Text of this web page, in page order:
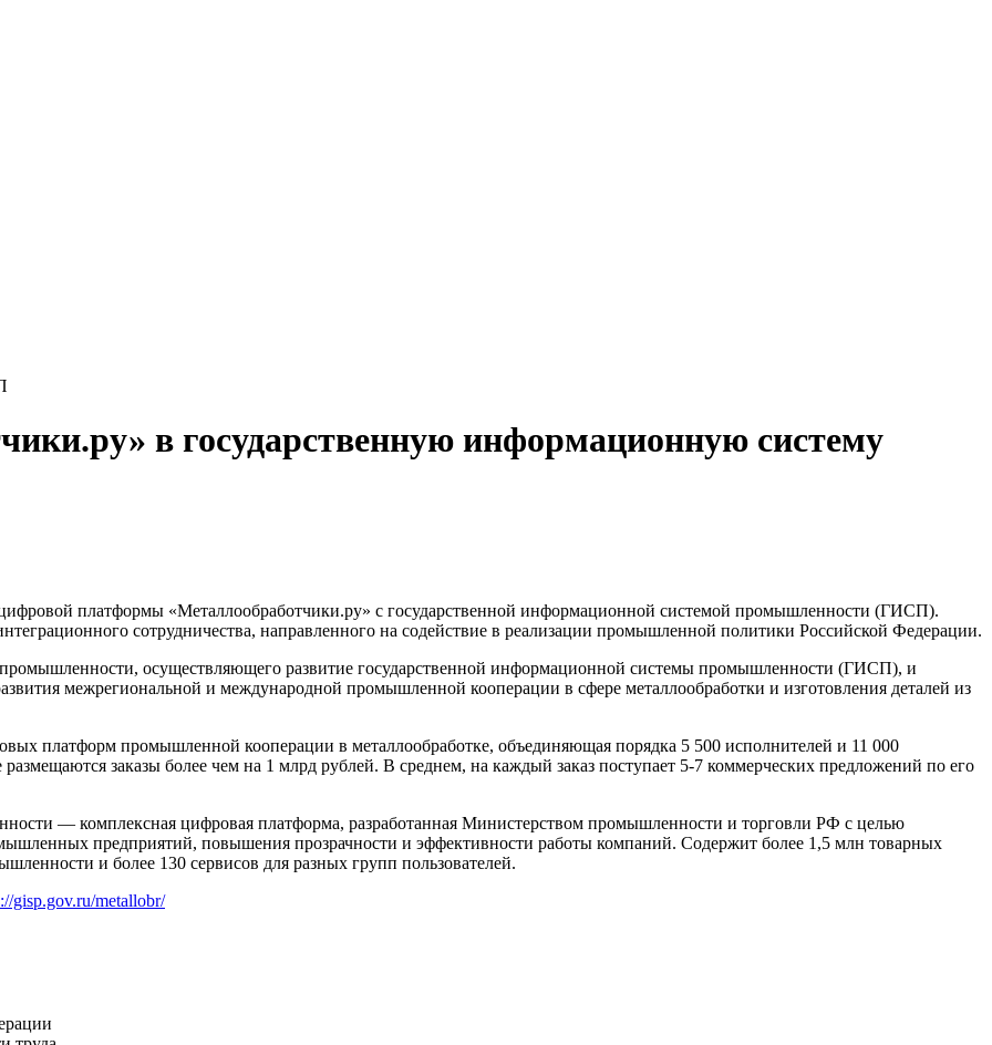
в государственную информационную систему
цифровой платформы «Металлообработчики.ру» с государственной информационной системой промышленности (ГИСП).
сотрудничества, направленного на содействие в реализации промышленной политики Российской Федерации.
промышленности, осуществляющего развитие государственной информационной системы промышленности (ГИСП), и
межрегиональной и международной промышленной кооперации в сфере металлообработки и изготовления деталей из
платформ промышленной кооперации в металлообработке, объединяющая порядка 5 500 исполнителей и 11 000
заказы более чем на 1 млрд рублей. В среднем, на каждый заказ поступает 5-7 коммерческих предложений по его
— комплексная цифровая платформа, разработанная Министерством промышленности и торговли РФ с целью
предприятий, повышения прозрачности и эффективности работы компаний. Содержит более 1,5 млн товарных
и более 130 сервисов для разных групп пользователей.
gisp.gov.ru/metallobr/